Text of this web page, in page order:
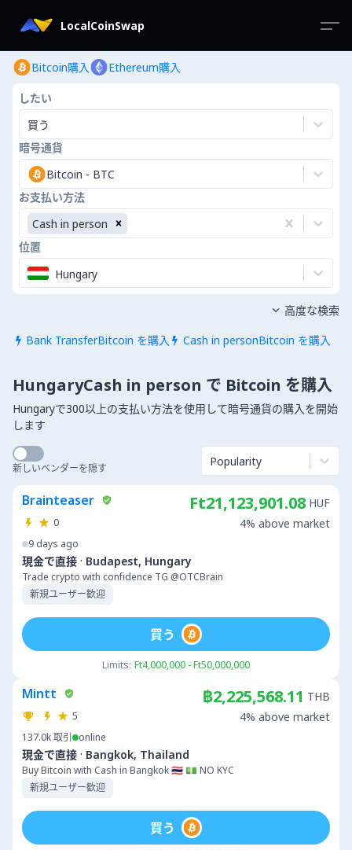
LocalCoinSwap
Bitcoin購入 Ethereum購入
したい
買う
暗号通貨
Bitcoin - BTC
お支払い方法
Cash in person
位置
Hungary
 Bank TransferBitcoin を購入  Cash in personBitcoin を購入
 高度な検索
HungaryCash in person で Bitcoin を購入
Hungaryで300以上の支払い方法を使用して暗号通貨の購入を開始
します
新しいベンダーを隠す Popularity
Brainteaser
0
9 days ago
現金で直接 · Budapest, Hungary
Trade crypto with confidence TG @OTCBrain
新規ユーザー歓迎
Ft21,123,901.08 HUF
4% above market
Limits: Ft4,000,000 - Ft50,000,000
買う
Mintt
5
137.0k取引 online
現金で直接 · Bangkok, Thailand
Buy Bitcoin with Cash in Bangkok 🇹🇭 💵 NO KYC
新規ユーザー歓迎
฿2,225,568.11 THB
4% above market
買う